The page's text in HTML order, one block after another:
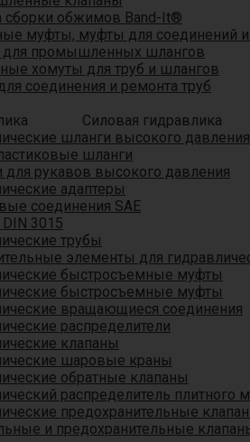
сборки обжимов Band-It®
муфты, муфты для соединений
промышленных шлангов
хомуты для труб и шлангов
соединения и ремонта труб
Силовая гидравлика
шланги высокого давления
шланги
для рукавов высокого давления
адаптеры
соединения SAE
3015
трубы
элементы для
быстросъемные муфты
быстросъемные муфты
вращающиеся соединения
распределители
клапаны
шаровые краны
обратные клапаны
распределитель плитного
предохранительные
и предохранительные